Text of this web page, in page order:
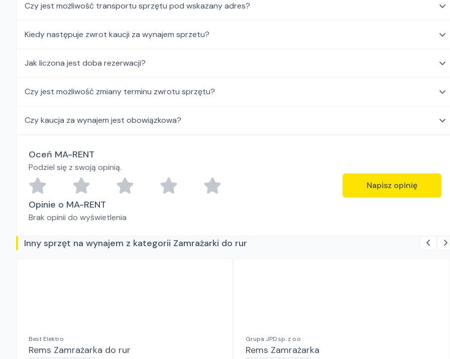
Czy jest możliwość transportu sprzętu pod wskazany adres?
Kiedy następuje zwrot kaucji za wynajem sprzetu?
Jak liczona jest doba rezerwacji?
Czy jest możliwość zmiany terminu zwrotu sprzętu?
Czy kaucja za wynajem jest obowiązkowa?
Oceń MA-RENT
Podziel się z swoją opinią.
Napisz opinię
Opinie o MA-RENT
Brak opinii do wyświetlenia
Inny sprzęt na wynajem z kategorii Zamrażarki do rur
Best Elektro
Rems Zamrażarka do rur
Grupa JPD sp. z o.o.
Rems Zamrażarka